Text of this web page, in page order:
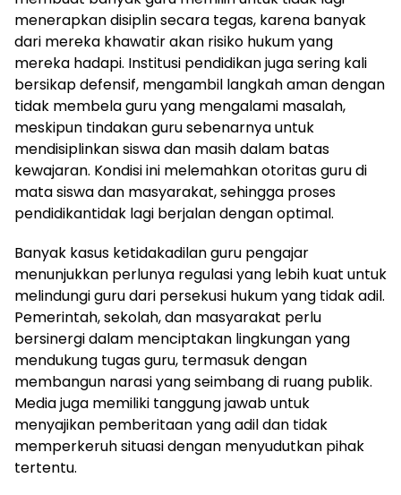
menerapkan disiplin secara tegas, karena banyak
dari mereka khawatir akan risiko hukum yang
mereka hadapi. Institusi pendidikan juga sering kali
bersikap defensif, mengambil langkah aman dengan
tidak membela guru yang mengalami masalah,
meskipun tindakan guru sebenarnya untuk
mendisiplinkan siswa dan masih dalam batas
kewajaran. Kondisi ini melemahkan otoritas guru di
mata siswa dan masyarakat, sehingga proses
pendidikantidak lagi berjalan dengan optimal.
Banyak kasus ketidakadilan guru pengajar
menunjukkan perlunya regulasi yang lebih kuat untuk
melindungi guru dari persekusi hukum yang tidak adil.
Pemerintah, sekolah, dan masyarakat perlu
bersinergi dalam menciptakan lingkungan yang
mendukung tugas guru, termasuk dengan
membangun narasi yang seimbang di ruang publik.
Media juga memiliki tanggung jawab untuk
menyajikan pemberitaan yang adil dan tidak
memperkeruh situasi dengan menyudutkan pihak
tertentu.